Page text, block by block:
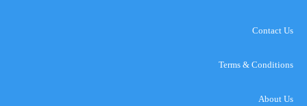
Contact Us
Terms & Conditions
About Us